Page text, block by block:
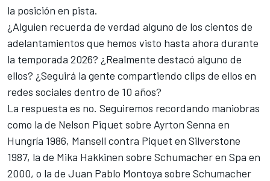
la posición en pista.
¿Alguien recuerda de verdad alguno de los cientos de
adelantamientos que hemos visto hasta ahora durante
la temporada 2026? ¿Realmente destacó alguno de
ellos? ¿Seguirá la gente compartiendo clips de ellos en
redes sociales dentro de 10 años?
La respuesta es no. Seguiremos recordando maniobras
como la de Nelson Piquet sobre Ayrton Senna en
Hungría 1986, Mansell contra Piquet en Silverstone
1987, la de Mika Hakkinen sobre Schumacher en Spa en
2000, o la de Juan Pablo Montoya sobre Schumacher